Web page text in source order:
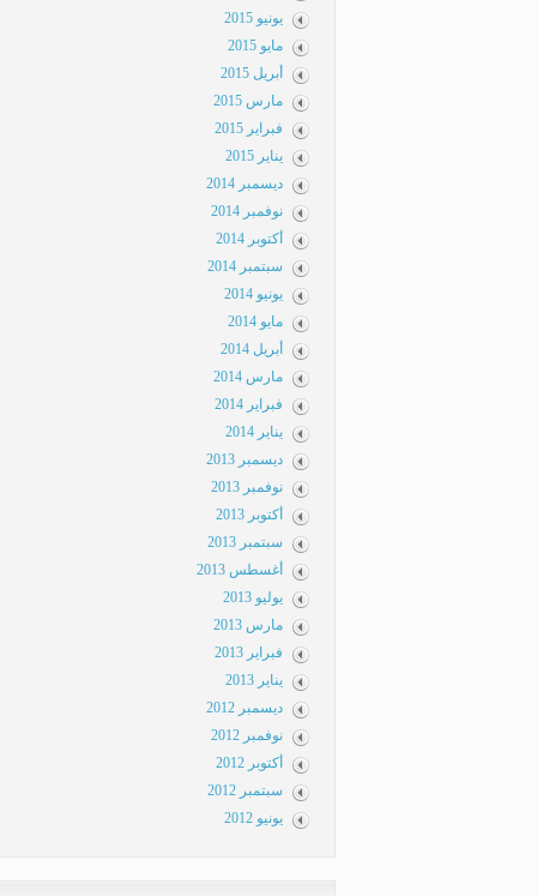
يونيو 2015
مايو 2015
أبريل 2015
مارس 2015
فبراير 2015
يناير 2015
ديسمبر 2014
نوفمبر 2014
أكتوبر 2014
سبتمبر 2014
يونيو 2014
مايو 2014
أبريل 2014
مارس 2014
فبراير 2014
يناير 2014
ديسمبر 2013
نوفمبر 2013
أكتوبر 2013
سبتمبر 2013
أغسطس 2013
يوليو 2013
مارس 2013
فبراير 2013
يناير 2013
ديسمبر 2012
نوفمبر 2012
أكتوبر 2012
سبتمبر 2012
يونيو 2012